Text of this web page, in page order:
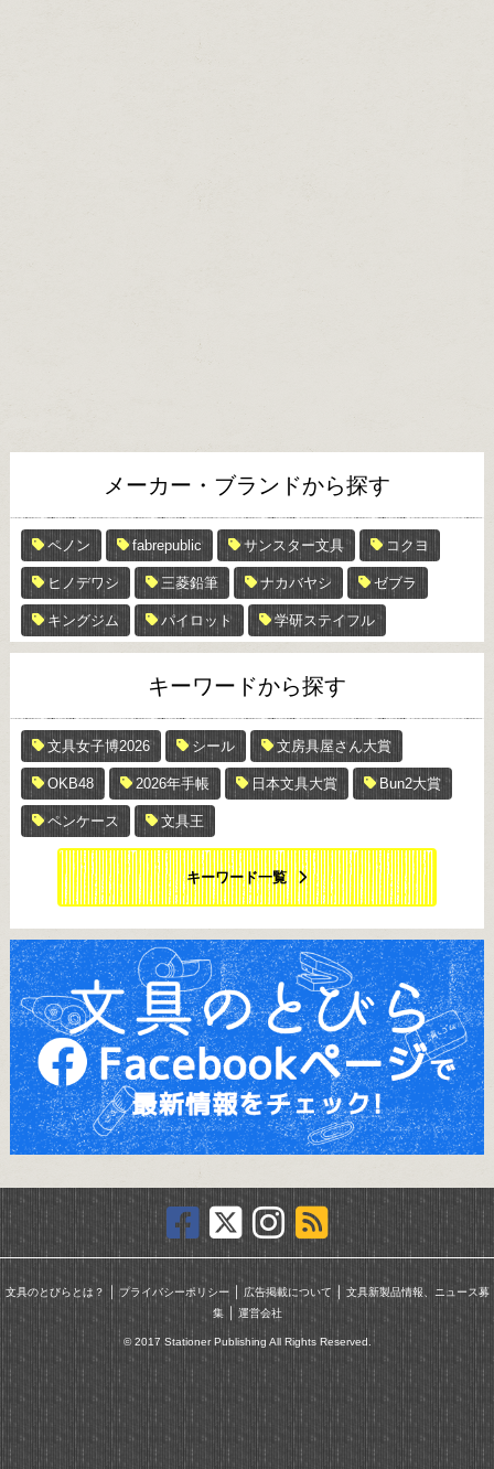
メーカー・ブランドから探す
ペノン fabrepublic サンスター文具 コクヨ
ヒノデワシ 三菱鉛筆 ナカバヤシ ゼブラ
キングジム パイロット 学研ステイフル
キーワードから探す
文具女子博2026 シール 文房具屋さん大賞
OKB48 2026年手帳 日本文具大賞 Bun2大賞
ペンケース 文具王
キーワード一覧
文具のとびらとは？ ｜ プライバシーポリシー｜ 広告掲載について ｜ 文具新製品情報、ニュース募
集｜ 運営会社
© 2017 Stationer Publishing All Rights Reserved.